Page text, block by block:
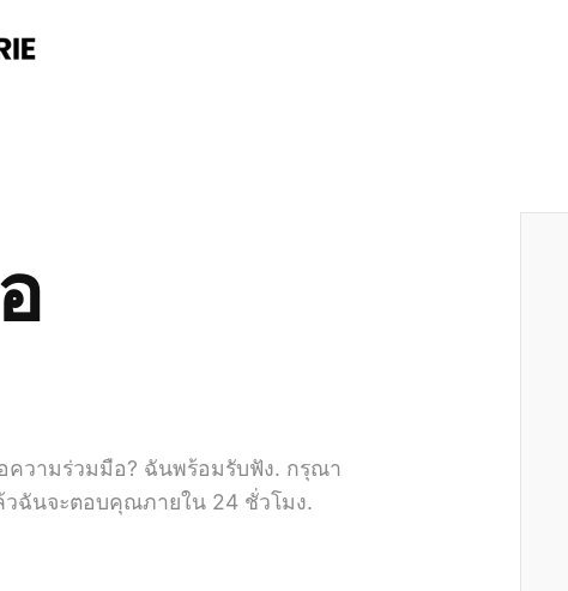
ความร่วมมือ? ฉันพร้อมรับฟัง. กรุณา
ฉันจะตอบคุณภายใน 24 ชั่วโมง.